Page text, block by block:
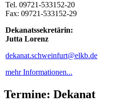
Tel. 09721-533152-20
Fax: 09721-533152-29
Dekanatssekretärin:
Jutta Lorenz
dekanat.schweinfurt@elkb.de
mehr Informationen...
Termine: Dekanat